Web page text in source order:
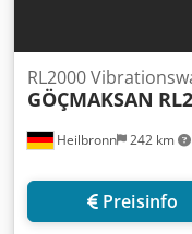
Heilbronn 242 km
RL2000
GÖÇMAKSAN
Preisinfo